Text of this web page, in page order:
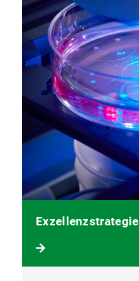
Exzellenzstrategie